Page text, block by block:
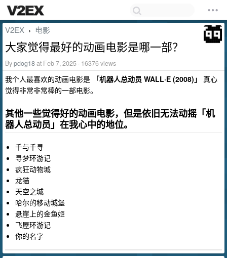
V2EX › 电影
大家觉得最好的动画电影是哪一部？
Bypdog18at Feb 7, 2025 · 16376 views
我个人最喜欢的动画电影是 「机器人总动员 WALL·E (2008)」 真心
觉得非常非常棒的一部电影。
其他一些觉得好的动画电影，但是依旧无法动摇「机
器人总动员」在我心中的地位。
千与千寻
寻梦环游记
疯狂动物城
龙猫
天空之城
哈尔的移动城堡
悬崖上的金鱼姬
飞屋环游记
你的名字